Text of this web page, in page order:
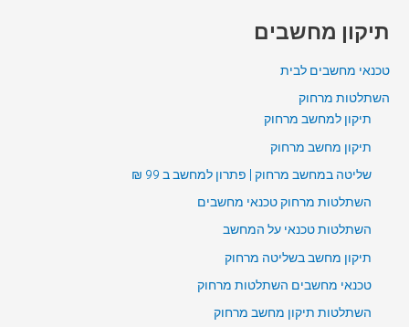
תיקון מחשבים
טכנאי מחשבים לבית
השתלטות מרחוק
תיקון למחשב מרחוק
תיקון מחשב מרחוק
שליטה במחשב מרחוק | פתרון למחשב ב 99 ₪
השתלטות מרחוק טכנאי מחשבים
השתלטות טכנאי על המחשב
תיקון מחשב בשליטה מרחוק
טכנאי מחשבים השתלטות מרחוק
השתלטות תיקון מחשב מרחוק